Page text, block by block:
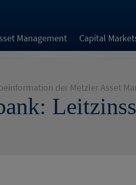
Management Capital
der Metzler Asset